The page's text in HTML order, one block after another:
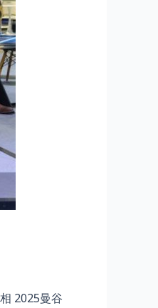
2025曼谷